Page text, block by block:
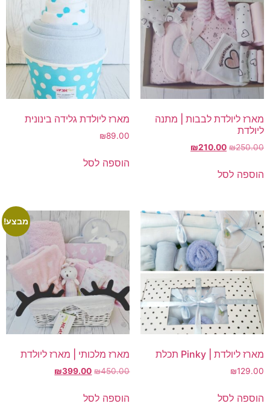
מארז ליולדת לבבות | מתנה
ליולדת
₪250.00
המחיר
היה:
₪210.00
הוספה לסל
מארז ליולדת גלידה בינונית
₪89.00
הוספה לסל
מארז ליולדת | Pinky תכלת
₪129.00
הוספה לסל
מבצע!
מארז מלכותי | מארז ליולדת
₪450.00
המחיר
היה:
₪399.00
המחיר
הוספה לסל